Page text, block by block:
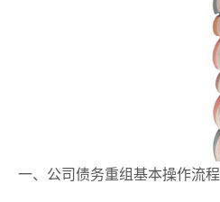
一、公司债务重组基本操作流程